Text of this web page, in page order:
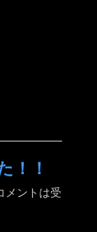
！！
メントは受